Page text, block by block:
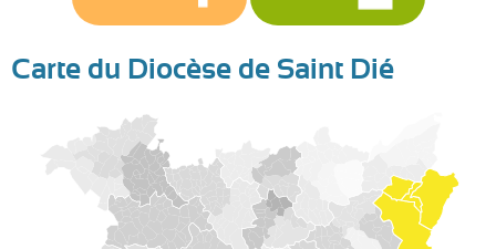
Carte du Diocèse de Saint Dié